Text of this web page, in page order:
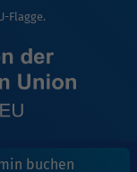
buchen
Flagge.